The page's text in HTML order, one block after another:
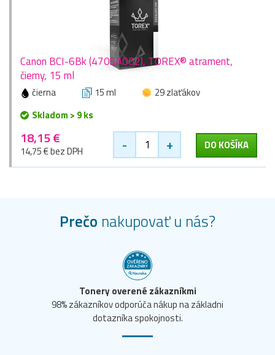
Canon BCI-6Bk (4705A002), TOREX® atrament,
čierny, 15 ml
čierna 15 ml
29 zlaťákov
Skladom > 9 ks
18,15 €
14,75 € bez DPH - + DO KOŠÍKA
Prečo nakupovať u nás?
Tonery overené zákazníkmi
98% zákazníkov odporúča nákup na základni
dotazníka spokojnosti.